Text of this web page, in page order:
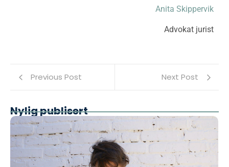
Anita Skippervik
Advokat jurist
Previous Post Next Post
Nylig publisert